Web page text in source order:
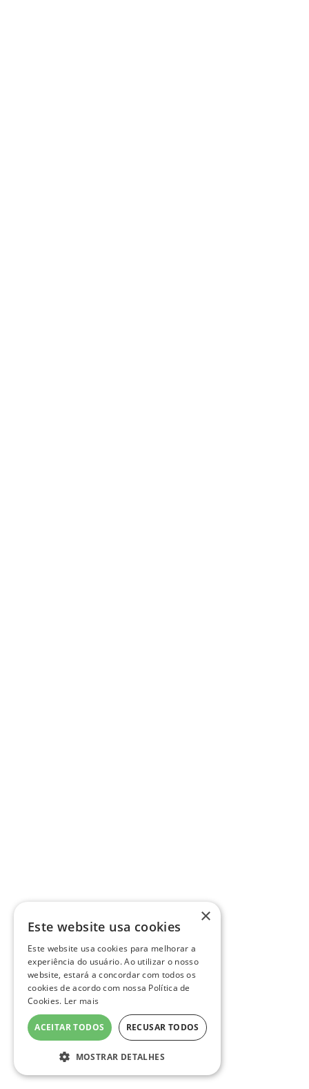
×
Este website usa cookies
Este website usa cookies para melhorar a
experiência do usuário. Ao utilizar o nosso
website, estará a concordar com todos os
cookies de acordo com nossa Política de
Cookies. Ler mais
ACEITAR TODOS RECUSAR TODOS
MOSTRAR DETALHES